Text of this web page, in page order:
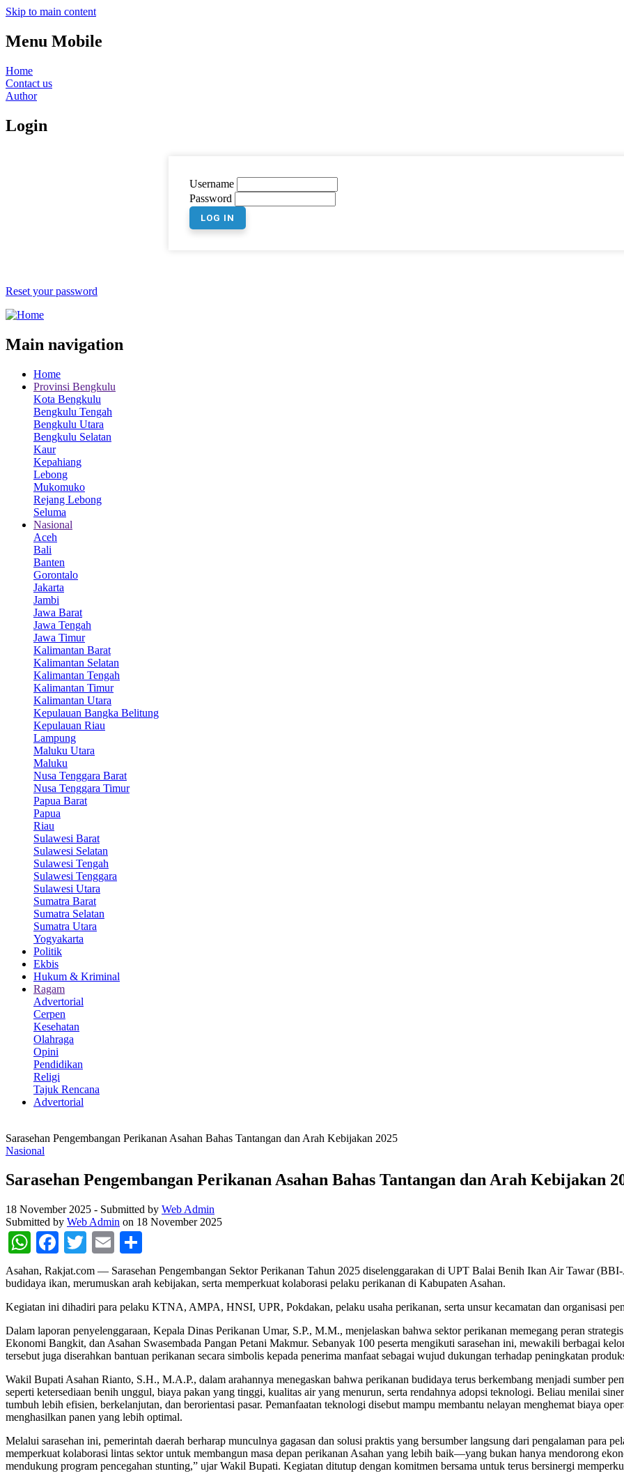
Skip to main content
Menu Mobile
Home
Contact us
Author
Login
Username
Password
Reset your password
Main navigation
Home
Provinsi Bengkulu
Kota Bengkulu
Bengkulu Tengah
Bengkulu Utara
Bengkulu Selatan
Kaur
Kepahiang
Lebong
Mukomuko
Rejang Lebong
Seluma
Nasional
Aceh
Bali
Banten
Gorontalo
Jakarta
Jambi
Jawa Barat
Jawa Tengah
Jawa Timur
Kalimantan Barat
Kalimantan Selatan
Kalimantan Tengah
Kalimantan Timur
Kalimantan Utara
Kepulauan Bangka Belitung
Kepulauan Riau
Lampung
Maluku Utara
Maluku
Nusa Tenggara Barat
Nusa Tenggara Timur
Papua Barat
Papua
Riau
Sulawesi Barat
Sulawesi Selatan
Sulawesi Tengah
Sulawesi Tenggara
Sulawesi Utara
Sumatra Barat
Sumatra Selatan
Sumatra Utara
Yogyakarta
Politik
Ekbis
Hukum & Kriminal
Ragam
Advertorial
Cerpen
Kesehatan
Olahraga
Opini
Pendidikan
Religi
Tajuk Rencana
Advertorial
Sarasehan Pengembangan Perikanan Asahan Bahas Tantangan dan Arah Kebijakan 2025
Nasional
Sarasehan Pengembangan Perikanan Asahan Bahas Tantangan dan Arah Kebijakan
18 November 2025 - Submitted by Web Admin
Submitted by Web Admin on 18 November 2025
WhatsApp
Facebook
Twitter
Email
Asahan, Rakjat.com — Sarasehan Pengembangan Sektor Perikanan Tahun 2025 diselenggarakan di UPT Balai Benih Ikan Air Tawar
budidaya ikan, merumuskan arah kebijakan, serta memperkuat kolaborasi pelaku perikanan di Kabupaten Asahan.
Kegiatan ini dihadiri para pelaku KTNA, AMPA, HNSI, UPR, Pokdakan, pelaku usaha perikanan, serta unsur kecamatan dan organisasi
Dalam laporan penyelenggaraan, Kepala Dinas Perikanan Umar, S.P., M.M., menjelaskan bahwa sektor perikanan memegang peran
Ekonomi Bangkit, dan Asahan Swasembada Pangan Petani Makmur. Sebanyak 100 peserta mengikuti sarasehan ini, mewakili berbagai
tersebut juga diserahkan bantuan perikanan secara simbolis kepada penerima manfaat sebagai wujud dukungan terhadap peningkatan
Wakil Bupati Asahan Rianto, S.H., M.A.P., dalam arahannya menegaskan bahwa perikanan budidaya terus berkembang menjadi sumber
seperti ketersediaan benih unggul, biaya pakan yang tinggi, kualitas air yang menurun, serta rendahnya adopsi teknologi. Beliau menilai
tumbuh lebih efisien, berkelanjutan, dan berorientasi pasar. Pemanfaatan teknologi disebut mampu membantu nelayan menghemat biaya
menghasilkan panen yang lebih optimal.
Melalui sarasehan ini, pemerintah daerah berharap munculnya gagasan dan solusi praktis yang bersumber langsung dari pengalaman para
memperkuat kolaborasi lintas sektor untuk membangun masa depan perikanan Asahan yang lebih baik—yang bukan hanya mendorong
mendukung program pencegahan stunting,” ujar Wakil Bupati. Kegiatan ditutup dengan komitmen bersama untuk terus bersinergi